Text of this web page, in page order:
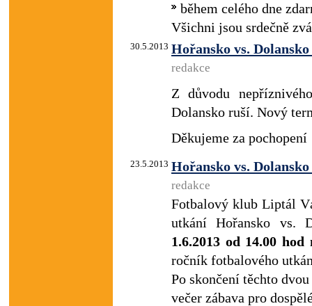
během celého dne
Všichni jsou srdečně
30.5.2013 Hořansko vs. Dolansko
redakce
Z důvodu
Dolansko ruší. Nový
Děkujeme za pochopení
23.5.2013 Hořansko vs. Dolansko
redakce
Fotbalový klub Liptál
utkání Hořansko vs.
1.6.2013 od 14.00
ročník fotbalového
Po skončení těchto
večer zábava pro